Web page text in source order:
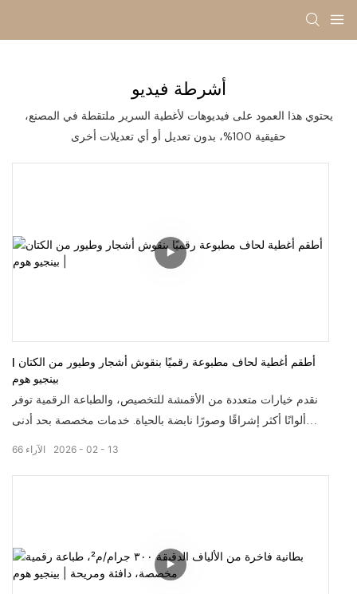
أشرطة فيديو
يحتوي هذا العمود على فيديوهات لأغطية السرير ملتقطة في المصنع،
حقيقية 100%، بدون تعديل أو أي تعديلات أخرى
أطقم أغطية لحاف مطبوعة رقميًا بنقوش أشجار وطيور من الكتان |
بينجيو هوم
نقدم خيارات متعددة من الأقمشة للتخصيص، والطباعة الرقمية توفر
ألوانًا أكثر إشراقًا وصورًا نابضة بالحياة. خدمات مخصصة بحد أدنى
2026 02 13
66 الآراء